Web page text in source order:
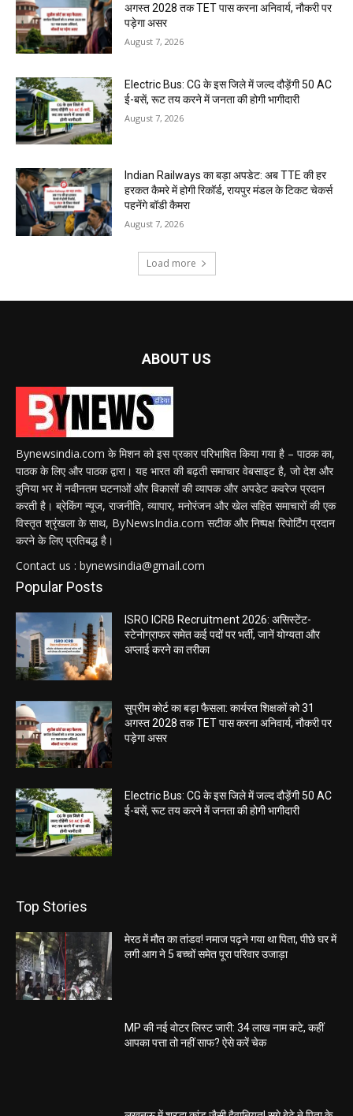
अगस्त 2028 तक TET पास करना अनिवार्य, नौकरी पर
पड़ेगा असर
August 7, 2026
Electric Bus: CG के इस जिले में जल्द दौड़ेंगी 50 AC
ई-बसें, रूट तय करने में जनता की होगी भागीदारी
August 7, 2026
Indian Railways का बड़ा अपडेट: अब TTE की हर
हरकत कैमरे में होगी रिकॉर्ड, रायपुर मंडल के टिकट चेकर्स
पहनेंगे बॉडी कैमरा
August 7, 2026
Load more
ABOUT US
Bynewsindia.com के मिशन को इस प्रकार परिभाषित किया गया है – पाठक का,
पाठक के लिए और पाठक द्वारा। यह भारत की बढ़ती समाचार वेबसाइट है, जो देश और
दुनिया भर में नवीनतम घटनाओं और विकासों की व्यापक और अपडेट कवरेज प्रदान
करती है। ब्रेकिंग न्यूज, राजनीति, व्यापार, मनोरंजन और खेल सहित समाचारों की एक
विस्तृत श्रृंखला के साथ, ByNewsIndia.com सटीक और निष्पक्ष रिपोर्टिंग प्रदान
करने के लिए प्रतिबद्ध है।
Contact us : bynewsindia@gmail.com
Popular Posts
ISRO ICRB Recruitment 2026: असिस्टेंट-
स्टेनोग्राफर समेत कई पदों पर भर्ती, जानें योग्यता और
अप्लाई करने का तरीका
सुप्रीम कोर्ट का बड़ा फैसला: कार्यरत शिक्षकों को 31
अगस्त 2028 तक TET पास करना अनिवार्य, नौकरी पर
पड़ेगा असर
Electric Bus: CG के इस जिले में जल्द दौड़ेंगी 50 AC
ई-बसें, रूट तय करने में जनता की होगी भागीदारी
Top Stories
मेरठ में मौत का तांडव! नमाज पढ़ने गया था पिता, पीछे घर में
लगी आग ने 5 बच्चों समेत पूरा परिवार उजाड़ा
MP की नई वोटर लिस्ट जारी: 34 लाख नाम कटे, कहीं
आपका पत्ता तो नहीं साफ? ऐसे करें चेक